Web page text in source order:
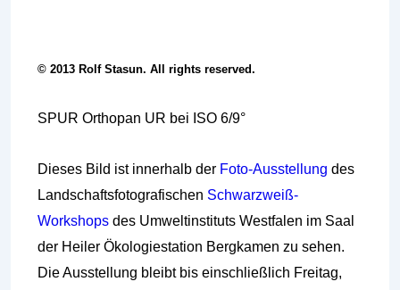
© 2013 Rolf Stasun. All rights reserved.
SPUR Orthopan UR bei ISO 6/9°
Dieses Bild ist innerhalb der Foto-Ausstellung des
Landschaftsfotografischen Schwarzweiß-
Workshops des Umweltinstituts Westfalen im Saal
der Heiler Ökologiestation Bergkamen zu sehen.
Die Ausstellung bleibt bis einschließlich Freitag,